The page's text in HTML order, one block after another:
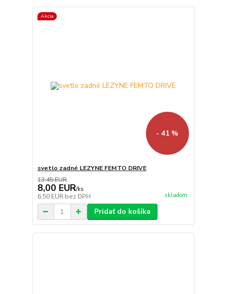
Akcia
- 41 %
svetlo zadné LEZYNE FEMTO DRIVE
13,45 EUR
8,00 EUR/ks
6,50 EUR bez DPH skladom
Pridať do košíka